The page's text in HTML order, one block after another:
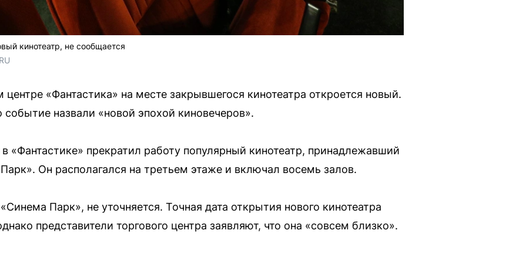
кинотеатр, не сообщается
«Фантастика» на месте закрывшегося кинотеатра откроется новый.
назвали «новой эпохой киновечеров».
«Фантастике» прекратил работу популярный кинотеатр, принадлежавший
Он располагался на третьем этаже и включал восемь залов.
Парк», не уточняется. Точная дата открытия нового кинотеатра
представители торгового центра заявляют, что она «совсем близко».